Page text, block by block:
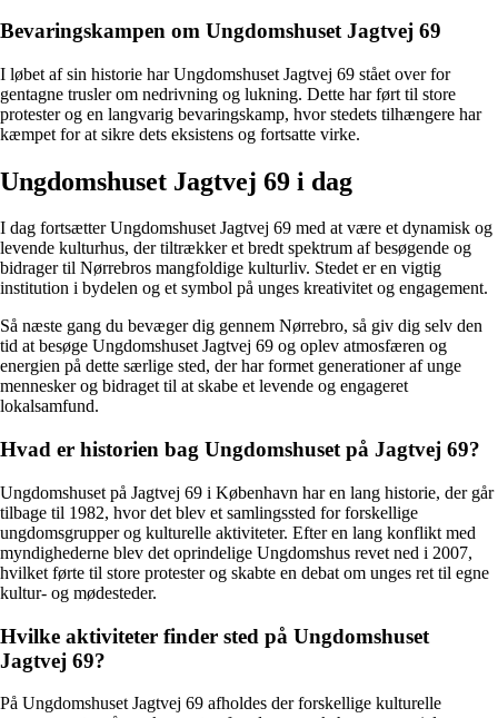
Bevaringskampen om Ungdomshuset Jagtvej 69
I løbet af sin historie har Ungdomshuset Jagtvej 69 stået over for
gentagne trusler om nedrivning og lukning. Dette har ført til store
protester og en langvarig bevaringskamp, hvor stedets tilhængere har
kæmpet for at sikre dets eksistens og fortsatte virke.
Ungdomshuset Jagtvej 69 i dag
I dag fortsætter Ungdomshuset Jagtvej 69 med at være et dynamisk og
levende kulturhus, der tiltrækker et bredt spektrum af besøgende og
bidrager til Nørrebros mangfoldige kulturliv. Stedet er en vigtig
institution i bydelen og et symbol på unges kreativitet og engagement.
Så næste gang du bevæger dig gennem Nørrebro, så giv dig selv den
tid at besøge Ungdomshuset Jagtvej 69 og oplev atmosfæren og
energien på dette særlige sted, der har formet generationer af unge
mennesker og bidraget til at skabe et levende og engageret
lokalsamfund.
Hvad er historien bag Ungdomshuset på Jagtvej 69?
Ungdomshuset på Jagtvej 69 i København har en lang historie, der går
tilbage til 1982, hvor det blev et samlingssted for forskellige
ungdomsgrupper og kulturelle aktiviteter. Efter en lang konflikt med
myndighederne blev det oprindelige Ungdomshus revet ned i 2007,
hvilket førte til store protester og skabte en debat om unges ret til egne
kultur- og mødesteder.
Hvilke aktiviteter finder sted på Ungdomshuset
Jagtvej 69?
På Ungdomshuset Jagtvej 69 afholdes der forskellige kulturelle